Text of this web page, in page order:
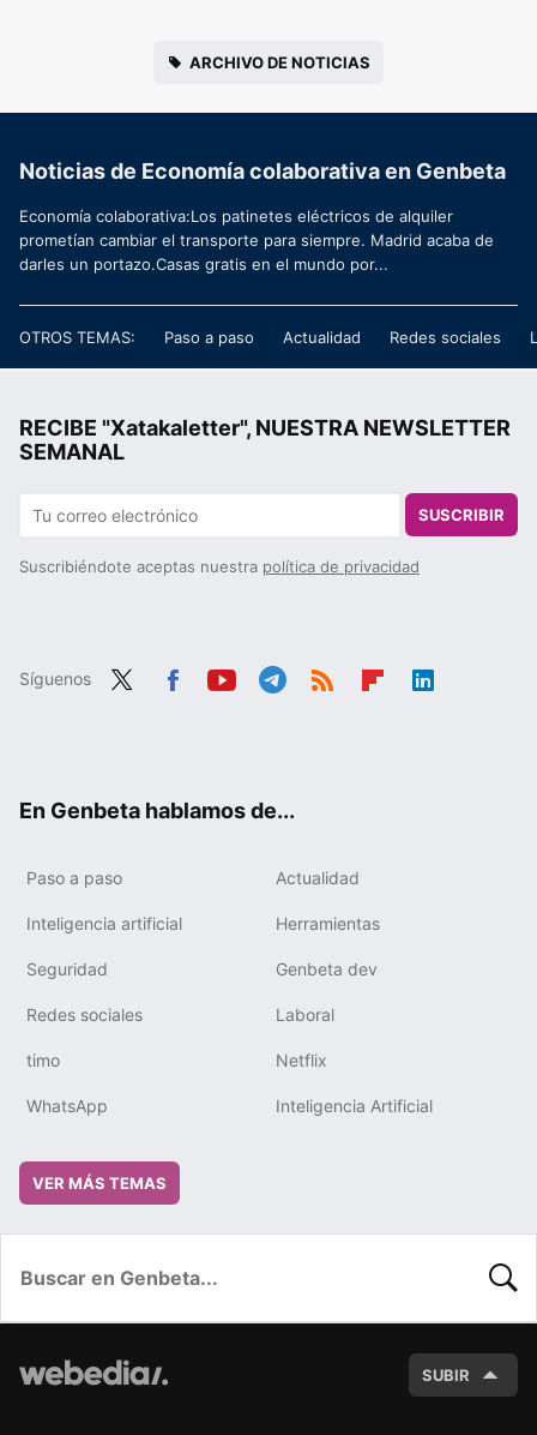
ARCHIVO DE NOTICIAS
Noticias de Economía colaborativa en Genbeta
Economía colaborativa:Los patinetes eléctricos de alquiler
prometían cambiar el transporte para siempre. Madrid acaba de
darles un portazo.Casas gratis en el mundo por...
OTROS TEMAS: Paso a paso Actualidad Redes sociales
RECIBE "Xatakaletter", NUESTRA NEWSLETTER
SEMANAL
SUSCRIBIR
Suscribiéndote aceptas nuestra política de privacidad
Síguenos
En Genbeta hablamos de...
Paso a paso Actualidad
Inteligencia artificial Herramientas
Seguridad Genbeta dev
Redes sociales Laboral
timo Netflix
WhatsApp Inteligencia Artificial
VER MÁS TEMAS
SUBIR